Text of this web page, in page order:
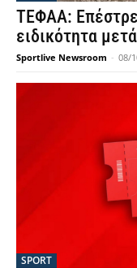
ΤΕΦΑΑ:
ειδικότητα
Sportlive Newsroom - 08/
SPORT